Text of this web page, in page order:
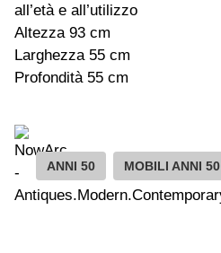
all’età e all’utilizzo
Altezza 93 cm
Larghezza 55 cm
Profondità 55 cm
ANNI 50 MOBILI ANNI 50